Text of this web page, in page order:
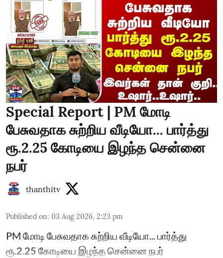
Special Report | PM மோடி
பேசுவதாக சுற்றிய வீடியோ... பார்த்து
ரூ.2.25 கோடியை இழந்த சென்னை
நபர்
thanthitv
Published on: 03 Aug 2026, 2:23 pm
PM மோடி பேசுவதாக சுற்றிய வீடியோ... பார்த்து
ரூ.2.25 கோடியை இழந்த சென்னை நபர்